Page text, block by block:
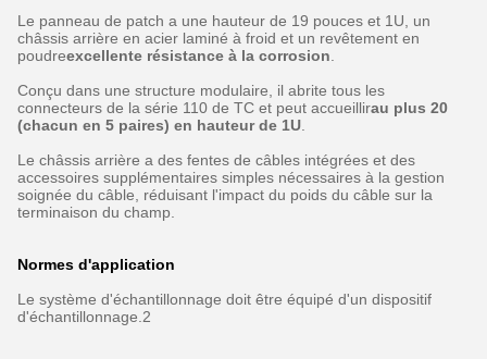
Le panneau de patch a une hauteur de 19 pouces et 1U, un
châssis arrière en acier laminé à froid et un revêtement en
poudreexcellente résistance à la corrosion
Conçu dans une structure modulaire, il abrite tous les
connecteurs de la série 110 de TC et peut accueillirau plus 20
(chacun en 5 paires) en hauteur de 1U
Le châssis arrière a des fentes de câbles intégrées et des
accessoires supplémentaires simples nécessaires à la gestion
soignée du câble, réduisant l'impact du poids du câble sur la
terminaison du champ.
Normes d'application
Le système d'échantillonnage doit être équipé d'un dispositif
d'échantillonnage.2